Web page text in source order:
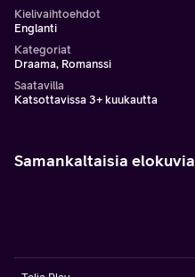
Kielivaihtoehdot
Englanti
Kategoriat
Draama, Romanssi
Saatavilla
Katsottavissa 3+ kuukautta
Samankaltaisia elokuvia